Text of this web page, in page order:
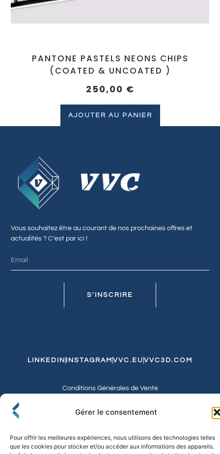
Gérer le consentement
Pour offrir les meilleures expériences, nous utilisons des technologies telles
que les cookies pour stocker et/ou accéder aux informations des appareils.
PANTONE PASTELS NEONS CHIPS
(COATED & UNCOATED )
250,00 €
AJOUTER AU PANIER
Vous souhaitez être au courant de nos prochaines offres et
actualités ? C’est par ici !
S'INSCRIRE
LINKEDIN INSTAGRAM VVC.EU VVC3D.COM
Conditions Générales de Vente
Echanges et Retours
© 2026 FLO & CO. All Rights Reserved